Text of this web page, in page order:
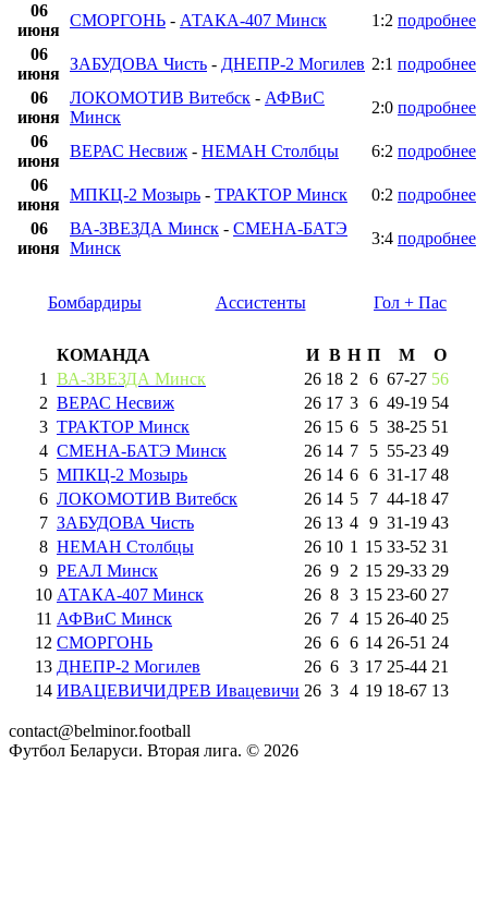
06
июня
СМОРГОНЬ - АТАКА-407 Минск 1:2 подробнее
06
июня
ЗАБУДОВА Чисть - ДНЕПР-2 Могилев 2:1 подробнее
06
июня
ЛОКОМОТИВ Витебск - АФВиС
Минск
2:0 подробнее
06
июня
ВЕРАС Несвиж - НЕМАН Столбцы 6:2 подробнее
06
июня
МПКЦ-2 Мозырь - ТРАКТОР Минск 0:2 подробнее
06
июня
ВА-ЗВЕЗДА Минск - СМЕНА-БАТЭ
Минск
3:4 подробнее
Бомбардиры Ассистенты Гол + Пас
КОМАНДА И В Н П М
О
1
ВА-ЗВЕЗДА Минск 26 18 2 6 67-27 56
2 ВЕРАС Несвиж 26 17 3 6 49-19 54
3 ТРАКТОР Минск 26 15 6 5 38-25 51
4 СМЕНА-БАТЭ Минск 26 14 7 5 55-23 49
5 МПКЦ-2 Мозырь 26 14 6 6 31-17 48
6 ЛОКОМОТИВ Витебск 26 14 5 7 44-18 47
7 ЗАБУДОВА Чисть 26 13 4 9 31-19 43
8 НЕМАН Столбцы 26 10 1 15 33-52 31
9 РЕАЛ Минск 26 9 2 15 29-33 29
10 АТАКА-407 Минск 26 8 3 15 23-60 27
11 АФВиС Минск 26 7 4 15 26-40 25
12 СМОРГОНЬ 26 6 6 14 26-51 24
13 ДНЕПР-2 Могилев 26 6 3 17 25-44 21
14 ИВАЦЕВИЧИДРЕВ Ивацевичи 26 3 4 19 18-67 13
contact@belminor.football
Футбол Беларуси. Вторая лига. © 2026